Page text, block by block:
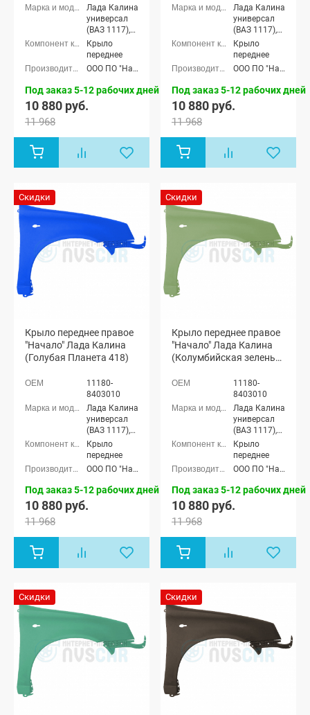
Лада Калина
универсал
(ВАЗ 1117),
Лада Калина
седан (ВАЗ
1118), Лада
Калина
хэтчбек (ВАЗ
1119)
Крыло
переднее
ООО ПО "Начало"
Под заказ 5-12 рабочих дней
10 880 руб.
11 968
Лада Калина
универсал
(ВАЗ 1117),
Лада Калина
седан (ВАЗ
1118), Лада
Калина
хэтчбек (ВАЗ
1119)
Крыло
переднее
ООО ПО "Начало"
Под заказ 5-12 рабочих дней
10 880 руб.
11 968
Скидки
Крыло переднее правое
"Начало" Лада Калина
(Голубая Планета 418)
11180-
8403010
Лада Калина
универсал
(ВАЗ 1117),
Лада Калина
седан (ВАЗ
1118), Лада
Калина
хэтчбек (ВАЗ
1119)
Крыло
переднее
ООО ПО "Начало"
Под заказ 5-12 рабочих дней
10 880 руб.
11 968
Скидки
Крыло переднее правое
"Начало" Лада Калина
(Колумбийская зелень
11180-
8403010
Лада Калина
универсал
(ВАЗ 1117),
Лада Калина
седан (ВАЗ
1118), Лада
Калина
хэтчбек (ВАЗ
1119)
Крыло
переднее
ООО ПО "Начало"
Под заказ 5-12 рабочих дней
10 880 руб.
11 968
Скидки Скидки